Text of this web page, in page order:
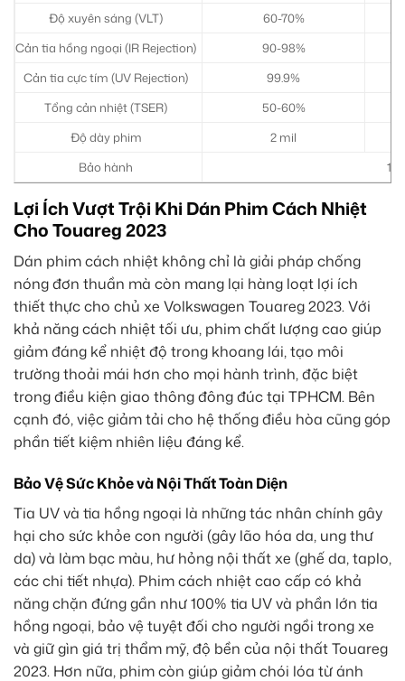
Độ xuyên sáng (VLT)
60-70%
Cản tia hồng ngoại (IR Rejection)
90-98%
Cản tia cực tím (UV Rejection)
99.9%
Tổng cản nhiệt (TSER)
50-60%
Độ dày phim
2 mil
Bảo hành
Lợi Ích Vượt Trội Khi Dán Phim Cách Nhiệt
Cho Touareg 2023
Dán phim cách nhiệt không chỉ là giải pháp chống
nóng đơn thuần mà còn mang lại hàng loạt lợi ích
thiết thực cho chủ xe Volkswagen Touareg 2023. Với
khả năng cách nhiệt tối ưu, phim chất lượng cao giúp
giảm đáng kể nhiệt độ trong khoang lái, tạo môi
trường thoải mái hơn cho mọi hành trình, đặc biệt
trong điều kiện giao thông đông đúc tại TPHCM. Bên
cạnh đó, việc giảm tải cho hệ thống điều hòa cũng góp
phần tiết kiệm nhiên liệu đáng kể.
Bảo Vệ Sức Khỏe và Nội Thất Toàn Diện
Tia UV và tia hồng ngoại là những tác nhân chính gây
hại cho sức khỏe con người (gây lão hóa da, ung thư
da) và làm bạc màu, hư hỏng nội thất xe (ghế da, taplo,
các chi tiết nhựa). Phim cách nhiệt cao cấp có khả
năng chặn đứng gần như 100% tia UV và phần lớn tia
hồng ngoại, bảo vệ tuyệt đối cho người ngồi trong xe
và giữ gìn giá trị thẩm mỹ, độ bền của nội thất Touareg
2023. Hơn nữa, phim còn giúp giảm chói lóa từ ánh